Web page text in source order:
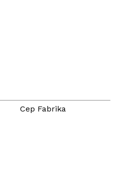
Cep Fabrika